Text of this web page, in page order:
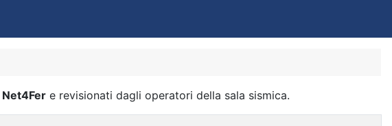
Net4Fer e revisionati dagli operatori della sala sismica.